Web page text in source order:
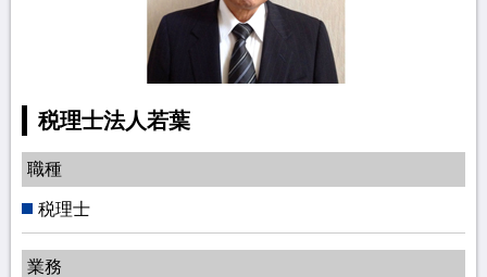
税理士法人若葉
職種
税理士
業務